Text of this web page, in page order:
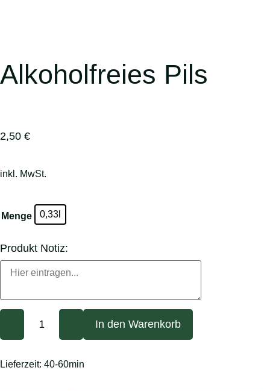
Alkoholfreies Pils
2,50 €
inkl. MwSt.
Menge 0,33l
Produkt Notiz:
In den Warenkorb
Lieferzeit: 40-60min